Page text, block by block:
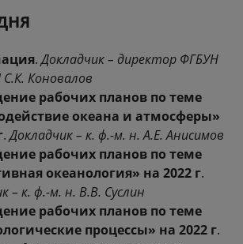
.Докладчик – директор ФГБУН
Коновалов
рабочих планов по теме
океана и атмосферы»
.Докладчик – к. ф.-м. н. А.Е. Анисимов
рабочих планов по теме
океанология» на 2022 г.
– к. ф.-м. н. В.В. Суслин
рабочих планов по теме
процессы» на 2022 г.